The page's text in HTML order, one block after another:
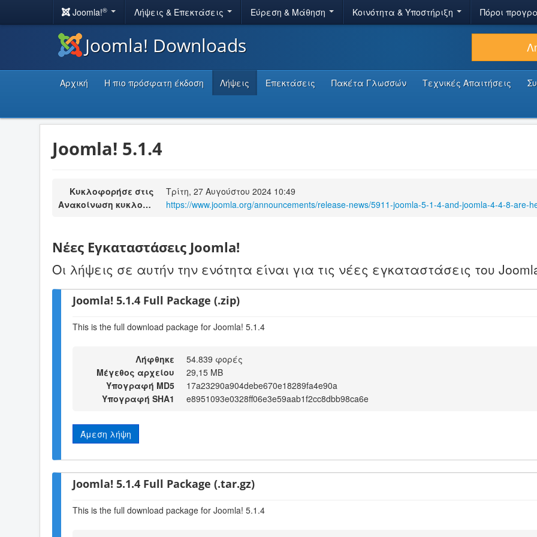
Joomla!® Λήψεις & Επεκτάσεις Εύρεση & Μάθηση Κοινότητα & Υποστήριξη Πόροι
Joomla! Downloads
Αρχική Η πιο πρόσφατη έκδοση Λήψεις Επεκτάσεις Πακέτα Γλωσσών Τεχνικές Απαιτήσεις
Joomla! 5.1.4
Κυκλοφορήσε στις
Τρίτη, 27 Αυγούστου 2024 10:49
Ανακοίνωση κυκλοφορίας
https://www.joomla.org/announcements/release-news/5911-joomla-5-1-4-and-joomla-4-4-8-are-
Νέες Εγκαταστάσεις Joomla!
Οι λήψεις σε αυτήν την ενότητα είναι για τις νέες εγκαταστάσεις του
Joomla! 5.1.4 Full Package (.zip)
This is the full download package for Joomla! 5.1.4
Λήφθηκε
54.839 φορές
Μέγεθος αρχείου
29,15 MB
Υπογραφή MD5
17a23290a904debe670e18289fa4e90a
Υπογραφή SHA1
e8951093e0328ff06e3e59aab1f2cc8dbb98ca6e
Άμεση λήψη
Joomla! 5.1.4 Full Package (.tar.gz)
This is the full download package for Joomla! 5.1.4